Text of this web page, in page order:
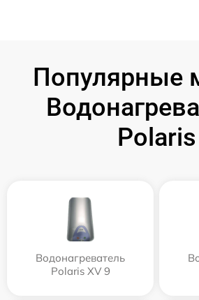
Популярные
Polaris
Водонагреватель
Polaris XV 9